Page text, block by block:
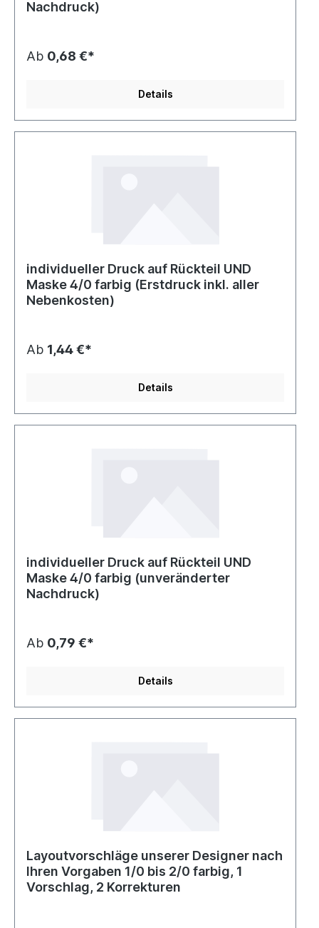
Nachdruck)
Ab 0,68 €*
Details
individueller Druck auf Rückteil UND
Maske 4/0 farbig (Erstdruck inkl. aller
Nebenkosten)
Ab 1,44 €*
Details
individueller Druck auf Rückteil UND
Maske 4/0 farbig (unveränderter
Nachdruck)
Ab 0,79 €*
Details
Layoutvorschläge unserer Designer nach
Ihren Vorgaben 1/0 bis 2/0 farbig, 1
Vorschlag, 2 Korrekturen